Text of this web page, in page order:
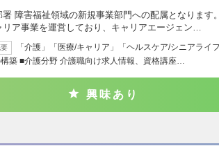
署 障害福祉領域の新規事業部門への配属となります
リア事業を運営しており、キャリアエージェン…
「介護」「医療/キャリア」「ヘルスケア/シニアライ
築 ■介護分野 介護職向け求人情報、資格講座…
興味あり